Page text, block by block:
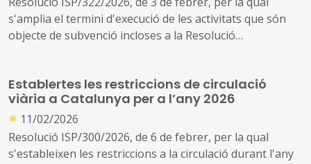
s'amplia el termini d'execució de les activitats que són
objecte de subvenció incloses a la Resolució
locals de Catalunya per al desenvolupament
d'actuacions vinculades a la mobilitat segura i
sostenible, intel·ligent, la pacificació del trànsit i la
reducció de l'accidentalitat en l'àmbit urbà
Establertes les restriccions de circulació
viària a Catalunya per a l’any 2026
● 11/02/2026
Resolució ISP/300/2026, de 6 de febrer, per la qual
s'estableixen les restriccions a la circulació durant l'any